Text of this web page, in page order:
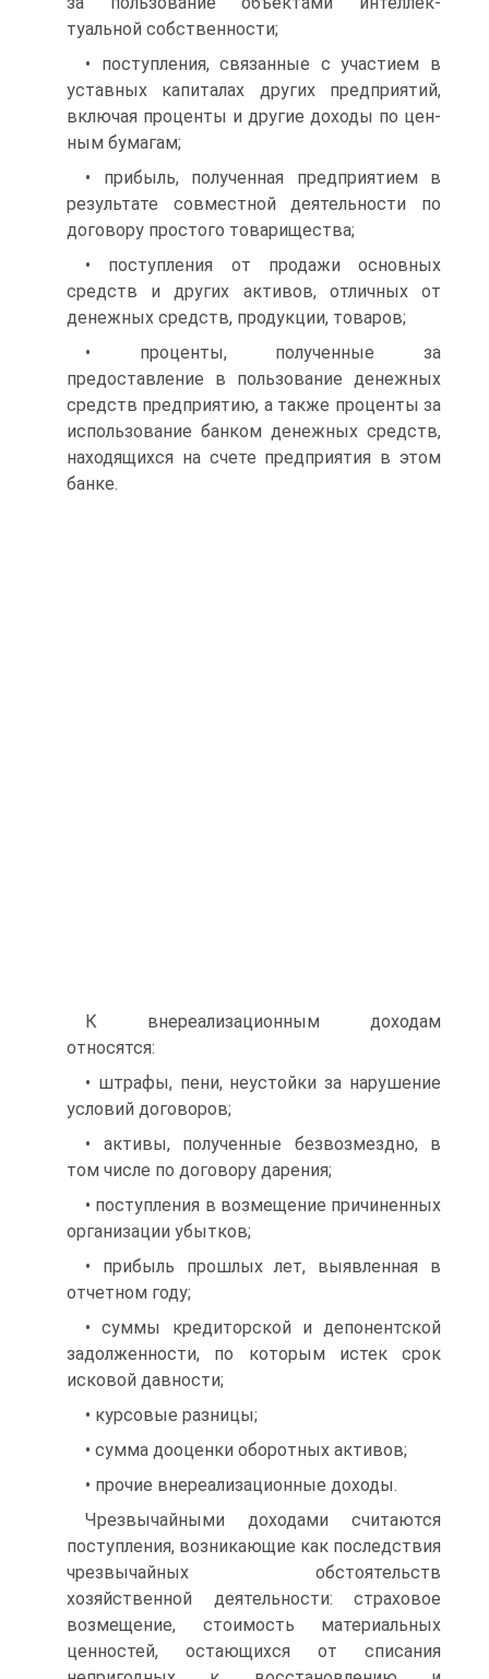
туальной собственности;
• поступления, связанные с участием в
уставных капиталах других предприятий,
включая проценты и другие доходы по цен­
ным бумагам;
• прибыль, полученная предприятием в
результате совместной деятельности по
договору простого товарищества;
• поступления от продажи основных
средств и других акти­вов, отличных от
денежных средств, продукции, товаров;
• проценты, полученные за
предоставление в пользование де­нежных
средств предприятию, а также проценты за
использование банком денежных средств,
находящихся на счете предприятия в этом
банке.
К внереализационным доходам
относятся:
• штрафы, пени, неустойки за нарушение
условий договоров;
• активы, полученные безвозмездно, в
том числе по договору дарения;
• поступления в возмещение причиненных
организации убытков;
• прибыль прошлых лет, выявленная в
отчетном году;
• суммы кредиторской и депонентской
задолженности, по ко­торым истек срок
исковой давности;
• курсовые разницы;
• сумма дооценки оборотных активов;
• прочие внереализационные доходы.
Чрезвычайными доходами считаются
поступления, возникающие как последствия
чрезвычайных обстоятельств
хозяйственной дея­тельности: страховое
возмещение, стоимость материальных
ценно­стей, остающихся от списания